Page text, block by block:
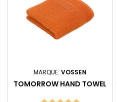
MARQUE:VOSSEN
TOMORROW HAND TOWEL